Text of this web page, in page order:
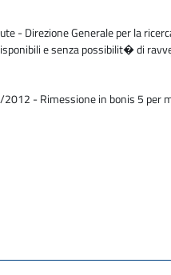
- Direzione Generale per la
e senza possibilit� di
2012 - Rimessione in bonis 5 per